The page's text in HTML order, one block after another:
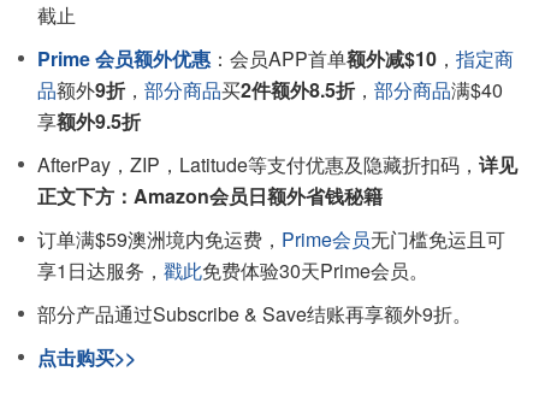
截止
Prime 会员额外优惠 ：会员APP首单额外减$10 ， 指定商
品额外9折 ， 部分商品买2件额外8.5折 ， 部分商品满$40
享额外9.5折
AfterPay，ZIP，Latitude等支付优惠及隐藏折扣码， 详见
正文下方：Amazon会员日额外省钱秘籍
订单满$59澳洲境内免运费， Prime会员无门槛免运且可
享1日达服务， 戳此免费体验30天Prime会员。
部分产品通过Subscribe & Save结账再享额外9折。
点击购买>>